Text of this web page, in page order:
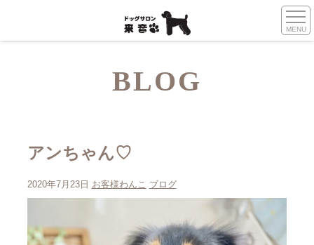
MENU
BLOG
アンちゃん♡
2020年7月23日 お客様わんこ ブログ